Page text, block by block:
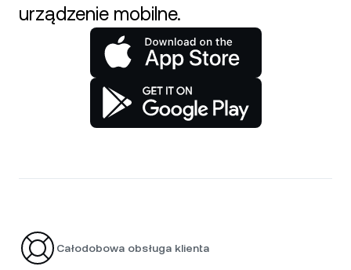
urządzenie mobilne.
Całodobowa obsługa klienta